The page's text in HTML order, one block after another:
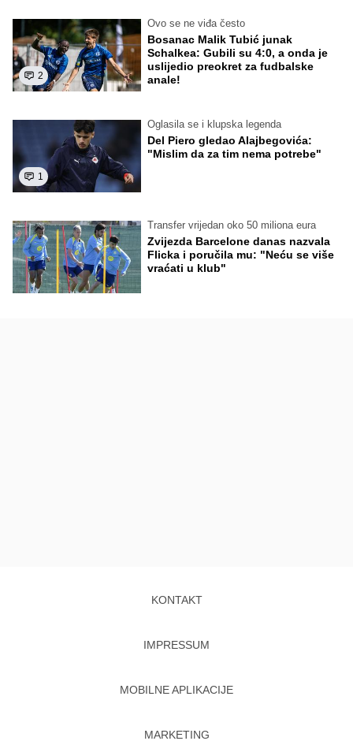
2
Ovo se ne viđa često
Bosanac Malik Tubić junak
Schalkea: Gubili su 4:0, a onda je
uslijedio preokret za fudbalske
anale!
1
Oglasila se i klupska legenda
Del Piero gledao Alajbegovića:
"Mislim da za tim nema potrebe"
Transfer vrijedan oko 50 miliona eura
Zvijezda Barcelone danas nazvala
Flicka i poručila mu: "Neću se više
vraćati u klub"
KONTAKT
IMPRESSUM
MOBILNE APLIKACIJE
MARKETING